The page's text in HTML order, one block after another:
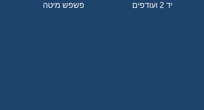
יד 2 ועודפים
פשפש מיטה